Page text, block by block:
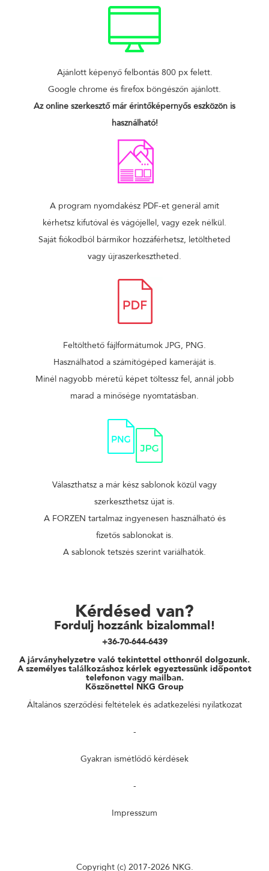
Ajánlott képenyő felbontás 800 px felett.
Google chrome és firefox böngészőn ajánlott.
Az online szerkesztő már érintőképernyős eszközön is
használható!
A program nyomdakész PDF-et generál amit
kérhetsz kifutóval és vágójellel, vagy ezek nélkül.
Saját fiókodból bármikor hozzáférhetsz, letöltheted
vagy újraszerkesztheted.
Feltölthető fájlformátumok JPG, PNG.
Használhatod a számítógéped kameráját is.
Minél nagyobb méretű képet töltessz fel, annál jobb
marad a minősége nyomtatásban.
Választhatsz a már kész sablonok közül vagy
szerkeszthetsz újat is.
A FORZEN tartalmaz ingyenesen használható és
fizetős sablonokat is.
A sablonok tetszés szerint variálhatók.
Kérdésed van?
Fordulj hozzánk bizalommal!
+36-70-644-6439
A járványhelyzetre való tekintettel otthonról dolgozunk.
A személyes találkozáshoz kérlek egyeztessünk időpontot
telefonon vagy mailban.
Köszönettel NKG Group
Általános szerződési feltételek és adatkezelési nyilatkozat
-
Gyakran ismétlődő kérdések
-
Impresszum
Copyright (c) 2017-2026 NKG.